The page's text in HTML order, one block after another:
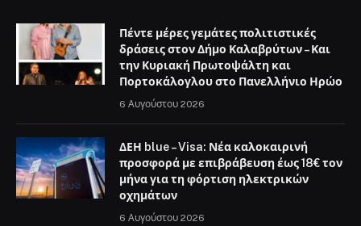
Πέντε μέρες γεμάτες πολιτιστικές
δράσεις στον Δήμο Καλαβρύτων – Και
την Κυριακή Πρωτοψάλτη και
Πορτοκάλογλου στο Πανελλήνιο Ηρώο
6 Αυγούστου 2026
ΔΕΗ blue – Visa: Νέα καλοκαιρινή
προσφορά με επιβράβευση έως 18€ τον
μήνα για τη φόρτιση ηλεκτρικών
οχημάτων
6 Αυγούστου 2026